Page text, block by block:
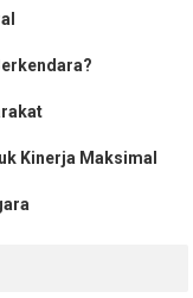
Kinerja Maksimal